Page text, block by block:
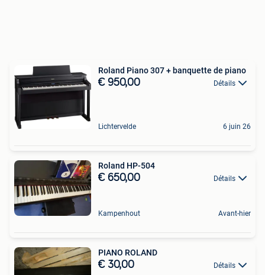
Roland Piano 307 + banquette de piano
€ 950,00 Détails
Lichtervelde 6 juin 26
Roland HP-504
€ 650,00 Détails
Kampenhout Avant-hier
PIANO ROLAND
€ 30,00 Détails